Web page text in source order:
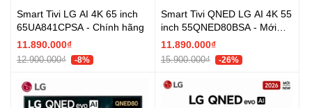
Smart Tivi LG AI 4K 65 inch
65UA841CPSA - Chính hãng
11.890.000₫
12.900.000₫ -8%
Smart Tivi QNED LG AI 4K 55
inch 55QNED80BSA - Mới
2026
11.890.000₫
15.900.000₫ -26%